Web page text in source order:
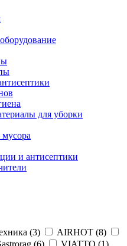
для уборки
и антисептики
(3) AIRHOT (8)
(6) VIATTO (1)